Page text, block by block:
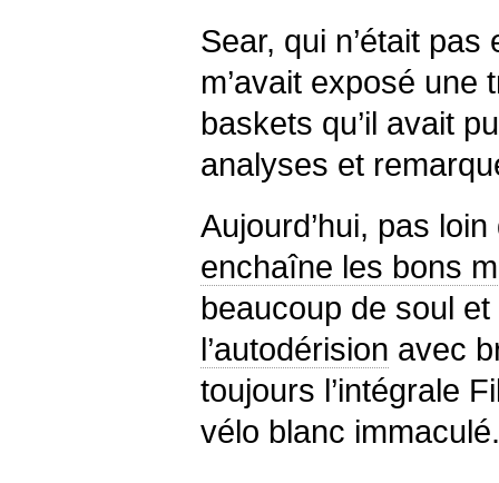
Sear, qui n’était
m’avait exposé
baskets qu’il avait
analyses et
Aujourd’hui, pas
enchaîne les bons
beaucoup de soul
l’autodérision avec
toujours l’intégrale
vélo blanc immaculé.